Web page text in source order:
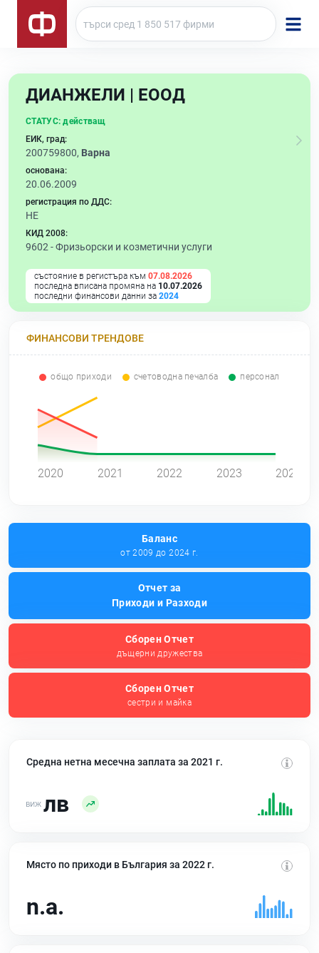
ДИАНЖЕЛИ | ЕООД
СТАТУС: действащ
ЕИК, град:
200759800, Варна
основана:
20.06.2009
регистрация по ДДС:
НЕ
КИД 2008:
9602 -Фризьорски и козметични услуги
състояние в регистъра към 07.08.2026
последна вписана промяна на 10.07.2026
последни финансови данни за 2024
ФИНАНСОВИ ТРЕНДОВЕ
общо приходи счетоводна печалба персонал
2020 2021 2022 2023 2024
Баланс
от 2009 до 2024 г.
Отчет за
Приходи и Разходи
Сборен Отчет
дъщерни дружества
Сборен Отчет
сестри и майка
Средна нетна месечна заплата за 2021 г.
лв
Място по приходи в България за 2022 г.
n.a.